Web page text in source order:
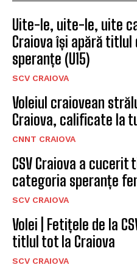
Uite-le, uite-le, uite
Craiova își apără titlul
speranțe (U15)
SCV CRAIOVA
Voleiul craiovean
Craiova, calificate la
CNNT CRAIOVA
CSV Craiova a
categoria speranțe
SCV CRAIOVA
Volei | Fetițele de la
titlul tot la Craiova
SCV CRAIOVA